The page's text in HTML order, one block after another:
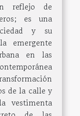
reflejo de
es una
y su
emergente
en las
de la calle y
vestimenta